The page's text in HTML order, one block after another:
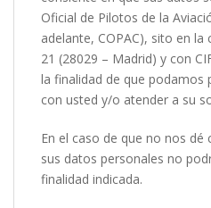
Oficial de Pilotos de la
adelante, COPAC), sito en la
21 (28029 – Madrid) y con
la finalidad de que podamos
con usted y/o atender a su
En el caso de que no nos
sus datos personales no
finalidad indicada.